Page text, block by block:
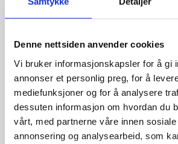
Denne nettsiden anvender cookies
Vi bruker informasjonskapsler for å gi
annonser et personlig preg, for å
mediefunksjoner og for å analysere
dessuten informasjon om hvordan du
vårt, med partnerne våre innen sosiale
annonsering og analysearbeid, som
Undersøkelsen viser også at
nordmenn får organisert
sikkerhet, med 30 prosent i
prosent i 2023. I tillegg sier 65
har fått bedre ferdigheter etter
59 prosent i fjor.
Undersøkelsen «Nordmenn og
sikkerhetskultur 2024» er utført